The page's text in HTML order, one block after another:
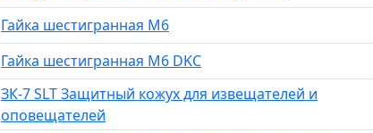
Гайка шестигранная М6
Гайка шестигранная М6 DKC
ЗК-7 SLT Защитный кожух для извещателей и
оповещателей